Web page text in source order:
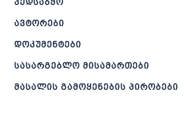
პედსაბჭო
ავტორები
დოკუმენტები
სასარგებლო მისამართები
მასალის გამოყენების პირობები